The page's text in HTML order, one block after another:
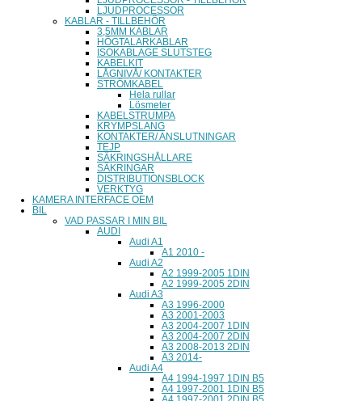
LJUDPROCESSOR
KABLAR - TILLBEHÖR
3,5MM KABLAR
HÖGTALARKABLAR
ISOKABLAGE SLUTSTEG
KABELKIT
LÅGNIVÅ/ KONTAKTER
STRÖMKABEL
Hela rullar
Lösmeter
KABELSTRUMPA
KRYMPSLANG
KONTAKTER/ ANSLUTNINGAR
TEJP
SÄKRINGSHÅLLARE
SÄKRINGAR
DISTRIBUTIONSBLOCK
VERKTYG
KAMERA INTERFACE OEM
BIL
VAD PASSAR I MIN BIL
AUDI
Audi A1
A1 2010 -
Audi A2
A2 1999-2005 1DIN
A2 1999-2005 2DIN
Audi A3
A3 1996-2000
A3 2001-2003
A3 2004-2007 1DIN
A3 2004-2007 2DIN
A3 2008-2013 2DIN
A3 2014-
Audi A4
A4 1994-1997 1DIN B5
A4 1997-2001 1DIN B5